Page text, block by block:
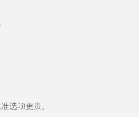
选项更贵。